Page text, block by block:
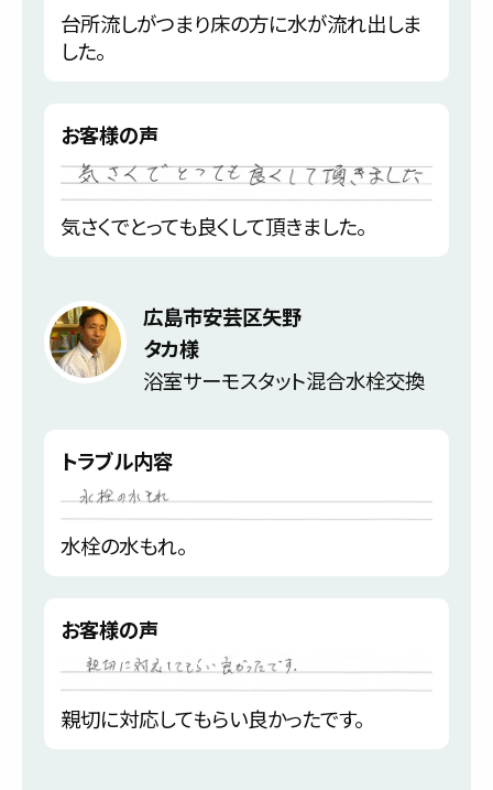
台所流しがつまり床の方に水が流れ出しま
した。
お客様の声
気さくでとっても良くして頂きました。
広島市安芸区矢野
タカ様
浴室サーモスタット混合水栓交換
トラブル内容
水栓の水もれ。
お客様の声
親切に対応してもらい良かったです。